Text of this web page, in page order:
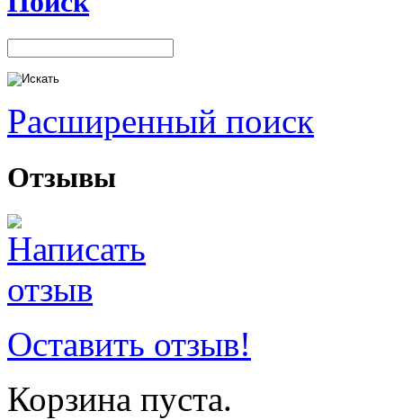
Расширенный поиск
Отзывы
Оставить отзыв!
Корзина пуста.